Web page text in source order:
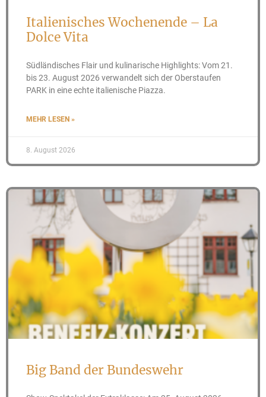
Italienisches Wochenende – La
Dolce Vita
Südländisches Flair und kulinarische Highlights: Vom 21.
bis 23. August 2026 verwandelt sich der Oberstaufen
PARK in eine echte italienische Piazza.
MEHR LESEN »
8. August 2026
Big Band der Bundeswehr